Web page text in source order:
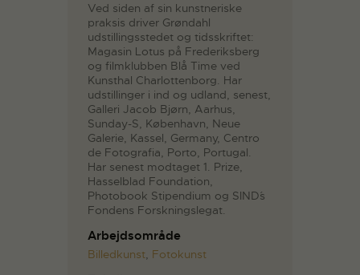
Ved siden af sin kunstneriske
praksis driver Grøndahl
udstillingsstedet og tidsskriftet:
Magasin Lotus på Frederiksberg
og filmklubben Blå Time ved
Kunsthal Charlottenborg. Har
udstillinger i ind og udland, senest,
Galleri Jacob Bjørn, Aarhus,
Sunday-S, København, Neue
Galerie, Kassel, Germany, Centro
de Fotografia, Porto, Portugal.
Har senest modtaget 1. Prize,
Hasselblad Foundation,
Photobook Stipendium og SIND´s
Fondens Forskningslegat.
Arbejdsområde
Billedkunst, Fotokunst